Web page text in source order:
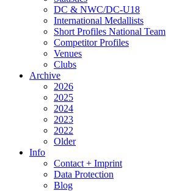
DC & NWC/DC-U18
International Medallists
Short Profiles National Team
Competitor Profiles
Venues
Clubs
Archive
2026
2025
2024
2023
2022
Older
Info
Contact + Imprint
Data Protection
Blog